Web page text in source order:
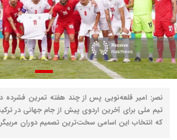
تیم ملی برای آخرین اردوی پیش از جام جهانی در
که انتخاب این اسامی سخت‌ترین تصمیم دوران